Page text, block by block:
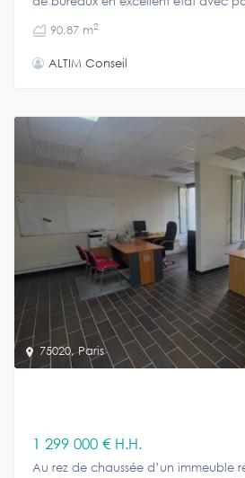
90,87 m2
ALTIM Conseil
75020,Paris
1 299 000 € H.H.
Au rez de chaussée d’un immeuble